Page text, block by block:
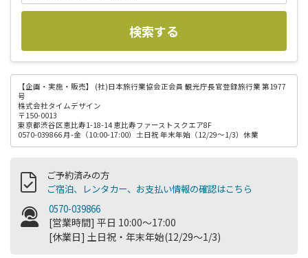
検索する
【企画・実施・販売】
(社)日本旅行業協会正会員 観光庁長官登録旅行業 第1977
号
株式会社タイムデザイン
〒150-0013
東京都渋谷区恵比寿1-18-14 恵比寿ファーストスクエア8F
0570-039866 月-金（10:00-17:00）土日祝 年末年始（12/29～1/3）休業
ご予約済みの方
ご宿泊、レンタカー、お支払い情報の確認はこちら
0570-039866
[営業時間] 平日 10:00～17:00
[休業日] 土日祝・年末年始(12/29～1/3)